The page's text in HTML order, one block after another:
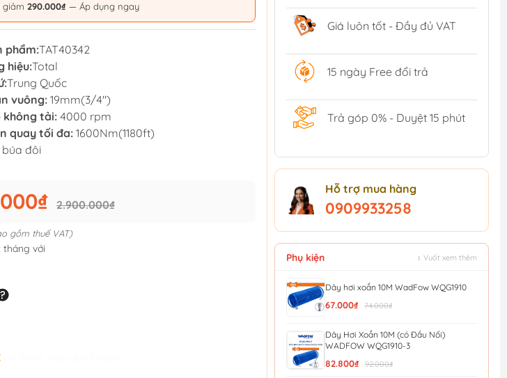
290.000₫ — Áp dụng ngay
phẩm:TAT40342
hiệu:Total
Trung Quốc
vuông:19mm(3/4")
không tải: 4000 rpm
quay tối đa: 1600Nm(1180ft)
búa đôi
2.900.000₫
gồm thuế VAT)
tháng với
Giá luôn tốt - Đầy đủ VAT
15 ngày Free đổi trả
Trả góp 0% - Duyệt 15 phút
Hỗ trợ mua hàng
0909933258
Phụ kiện ↕ Vuốt xem thêm
Dây hơi xoắn 10M WadFow WQG1910
67.000₫ 74.000₫
Dây Hơi Xoắn 10M (có Đầu Nối)
WADFOW WQG1910-3
82.800₫ 92.000₫